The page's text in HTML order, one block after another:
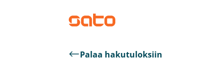
Palaa hakutuloksiin